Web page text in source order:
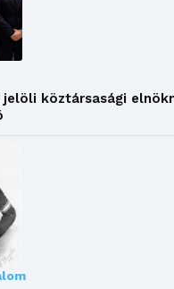
jelöli köztársasági